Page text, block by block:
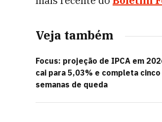
Veja também
Focus: projeção de IPCA em
cai para 5,03% e completa cinco
semanas de queda